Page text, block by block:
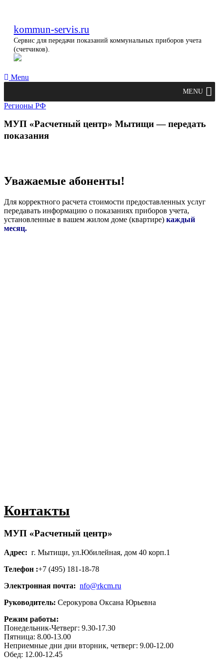
kommun-servis.ru
Сервис для передачи показаний коммунальных приборов учета
(счетчиков).
Menu
MENU
Регионы РФ
МУП «Расчетный центр» Мытищи — передать
показания
Уважаемые абоненты!
Для корректного расчета стоимости предоставленных услуг
передавать информацию о показаниях приборов учета,
установленные в вашем жилом доме (квартире) каждый
месяц.
Контакты
МУП «Расчетный центр»
Адрес: г. Мытищи, ул.Юбилейная, дом 40 корп.1
Телефон :+7 (495) 181-18-78
Электронная почта: nfo@rkcm.ru
Руководитель: Серокурова Оксана Юрьевна
Режим работы:
Понедельник-Четверг: 9.30-17.30
Пятница: 8.00-13.00
Неприемные дни дни вторник, четверг: 9.00-12.00
Обед: 12.00-12.45